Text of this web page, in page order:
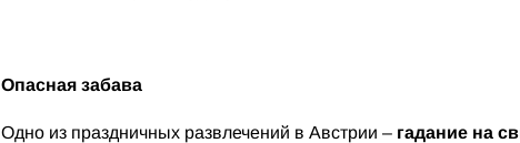
Опасная забава
Одно из праздничных развлечений в Австрии – гадание на